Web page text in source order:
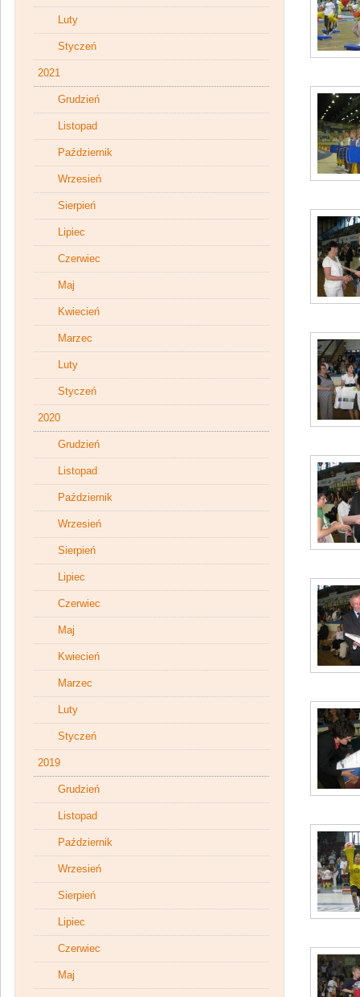
Luty
Styczeń
2021
Grudzień
Listopad
Październik
Wrzesień
Sierpień
Lipiec
Czerwiec
Maj
Kwiecień
Marzec
Luty
Styczeń
2020
Grudzień
Listopad
Październik
Wrzesień
Sierpień
Lipiec
Czerwiec
Maj
Kwiecień
Marzec
Luty
Styczeń
2019
Grudzień
Listopad
Październik
Wrzesień
Sierpień
Lipiec
Czerwiec
Maj